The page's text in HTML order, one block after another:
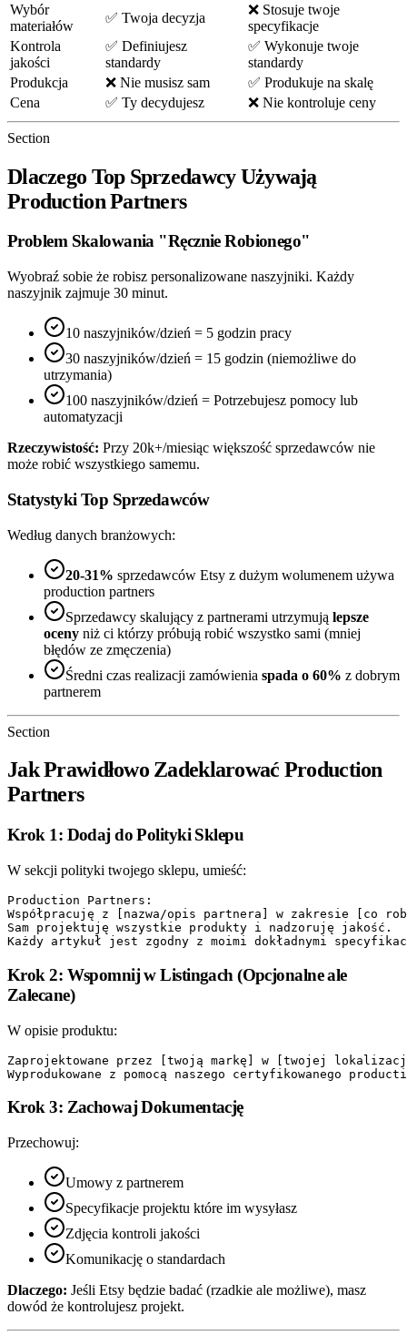
Wybór
materiałów
✅ Twoja decyzja
❌ Stosuje twoje
specyfikacje
Kontrola
jakości
✅ Definiujesz
standardy
✅ Wykonuje twoje
standardy
Produkcja
❌ Nie musisz sam
✅ Produkuje na skalę
Cena
✅ Ty decydujesz ❌ Nie kontroluje ceny
Section
Dlaczego Top Sprzedawcy Używają
Production Partners
Problem Skalowania "Ręcznie Robionego"
Wyobraź sobie że robisz personalizowane naszyjniki. Każdy
naszyjnik zajmuje 30 minut.
10 naszyjników/dzień = 5 godzin pracy
30 naszyjników/dzień = 15 godzin (niemożliwe do
utrzymania)
100 naszyjników/dzień = Potrzebujesz pomocy lub
automatyzacji
Rzeczywistość: Przy 20k+/miesiąc większość sprzedawców nie
może robić wszystkiego samemu.
Statystyki Top Sprzedawców
Według danych branżowych:
20-31% sprzedawców Etsy z dużym wolumenem używa
production partners
Sprzedawcy skalujący z partnerami utrzymują lepsze
oceny niż ci którzy próbują robić wszystko sami (mniej
błędów ze zmęczenia)
Średni czas realizacji zamówienia spada o 60% z dobrym
partnerem
Section
Jak Prawidłowo Zadeklarować Production
Partners
Krok 1: Dodaj do Polityki Sklepu
W sekcji polityki twojego sklepu, umieść:
Production Partners:
Współpracuję z [nazwa/opis partnera] w zakresie [co
Sam projektuję wszystkie produkty i nadzoruję jakość.
Krok 2: Wspomnij w Listingach (Opcjonalne ale
Zalecane)
W opisie produktu:
Zaprojektowane przez [twoją markę] w [twojej
Krok 3: Zachowaj Dokumentację
Przechowuj:
Umowy z partnerem
Specyfikacje projektu które im wysyłasz
Zdjęcia kontroli jakości
Komunikację o standardach
Dlaczego: Jeśli Etsy będzie badać (rzadkie ale możliwe), masz
dowód że kontrolujesz projekt.